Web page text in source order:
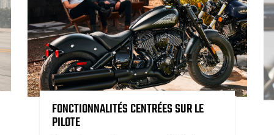
FONCTIONNALITÉS CENTRÉES SUR LE
PILOTE